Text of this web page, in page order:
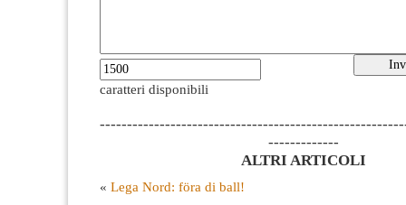
caratteri disponibili
-------------
ALTRI ARTICOLI
« Lega Nord: föra di ball!